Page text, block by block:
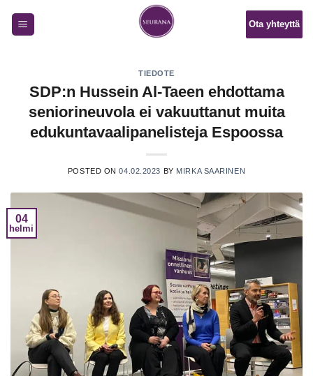
Ota yhteyttä
TIEDOTE
SDP:n Hussein Al-Taeen ehdottama
seniorineuvola ei vakuuttanut muita
edukuntavaalipanelisteja Espoossa
POSTED ON04.02.2023 BY MIRKA SAARINEN
04
helmi